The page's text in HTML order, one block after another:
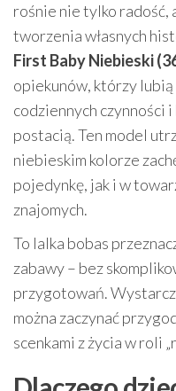
rośnie nie tylko
tworzenia własnych
First Baby Niebieski
opiekunów, którzy
codziennych czynności
postacią. Ten model
niebieskim kolorze
pojedynkę, jak i w
znajomych.
To lalka bobas
zabawy – bez
przygotowań.
można zaczynać
scenkami z życia w roli